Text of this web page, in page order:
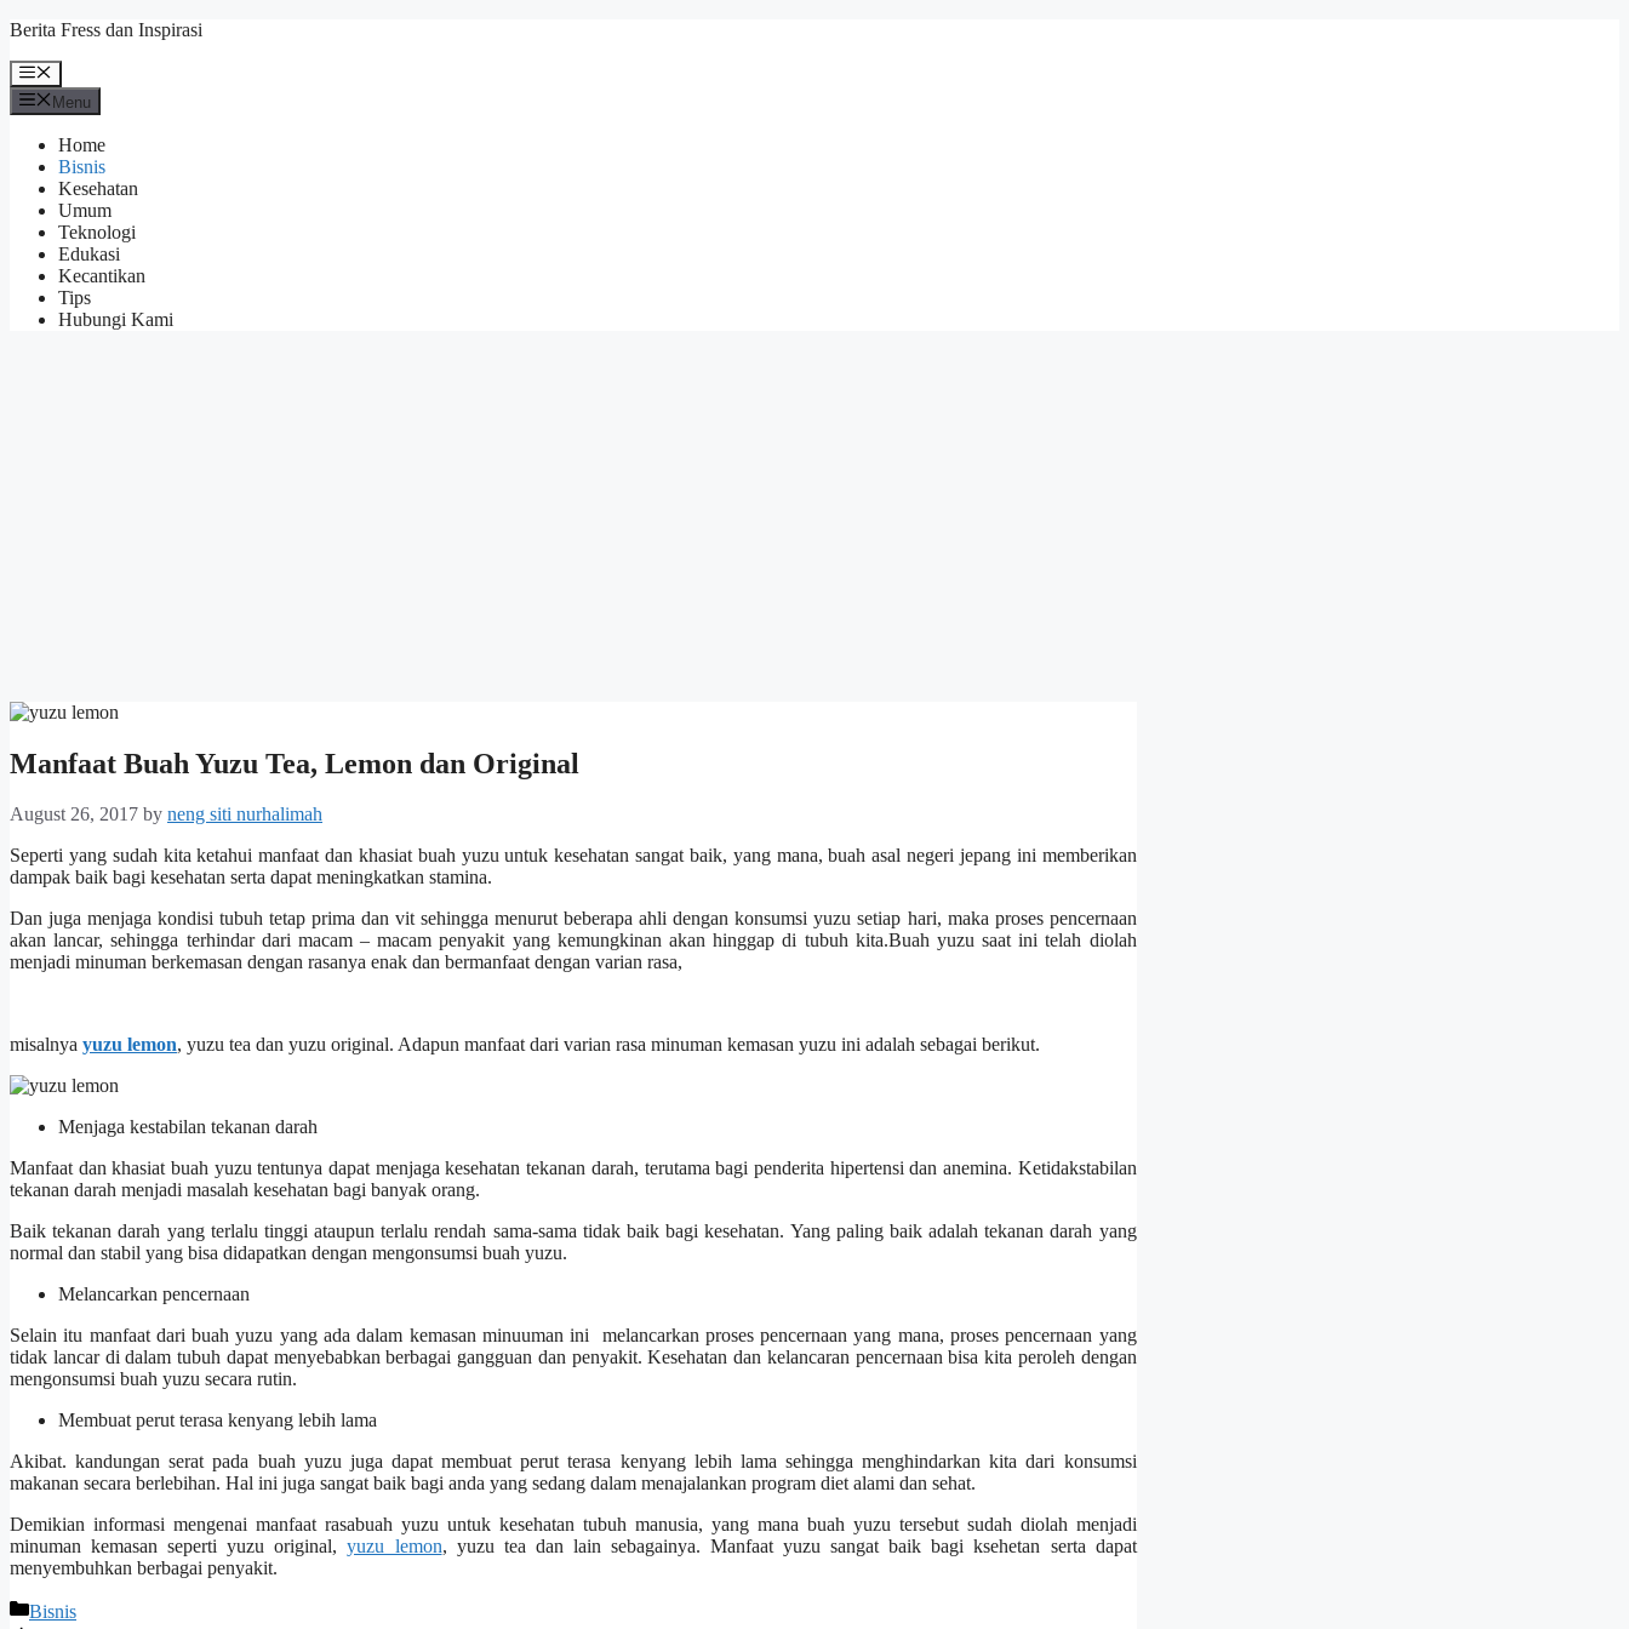
Skip
content
Berita Fress dan Inspirasi
Menu
Menu
Home
Bisnis
Kesehatan
Umum
Teknologi
Edukasi
Kecantikan
Tips
Hubungi Kami
Manfaat Buah Yuzu Tea, Lemon dan Original
August 26, 2017 by neng siti nurhalimah
Seperti yang sudah kita ketahui manfaat dan khasiat buah yuzu untuk kesehatan sangat baik, yang mana, buah asal negeri jepang ini memberikan
dampak baik bagi kesehatan serta dapat meningkatkan stamina.
Dan juga menjaga kondisi tubuh tetap prima dan vit sehingga menurut beberapa ahli dengan konsumsi yuzu setiap hari, maka proses pencernaan
akan lancar, sehingga terhindar dari macam – macam penyakit yang kemungkinan akan hinggap di tubuh kita.Buah yuzu saat ini telah diolah
menjadi minuman berkemasan dengan rasanya enak dan bermanfaat dengan varian rasa,
misalnya yuzu lemon, yuzu tea dan yuzu original. Adapun manfaat dari varian rasa minuman kemasan yuzu ini adalah sebagai berikut.
Menjaga kestabilan tekanan darah
Manfaat dan khasiat buah yuzu tentunya dapat menjaga kesehatan tekanan darah, terutama bagi penderita hipertensi dan anemina. Ketidakstabilan
tekanan darah menjadi masalah kesehatan bagi banyak orang.
Baik tekanan darah yang terlalu tinggi ataupun terlalu rendah sama-sama tidak baik bagi kesehatan. Yang paling baik adalah tekanan darah yang
normal dan stabil yang bisa didapatkan dengan mengonsumsi buah yuzu.
Melancarkan pencernaan
Selain itu manfaat dari buah yuzu yang ada dalam kemasan minuuman ini melancarkan proses pencernaan yang mana, proses pencernaan yang
tidak lancar di dalam tubuh dapat menyebabkan berbagai gangguan dan penyakit. Kesehatan dan kelancaran pencernaan bisa kita peroleh dengan
mengonsumsi buah yuzu secara rutin.
Membuat perut terasa kenyang lebih lama
Akibat. kandungan serat pada buah yuzu juga dapat membuat perut terasa kenyang lebih lama sehingga menghindarkan kita dari konsumsi
makanan secara berlebihan. Hal ini juga sangat baik bagi anda yang sedang dalam menajalankan program diet alami dan sehat.
Demikian informasi mengenai manfaat rasabuah yuzu untuk kesehatan tubuh manusia, yang mana buah yuzu tersebut sudah diolah menjadi
minuman kemasan seperti yuzu original,yuzu lemon, yuzu tea dan lain sebagainya. Manfaat yuzu sangat baik bagi ksehetan serta dapat
menyembuhkan berbagai penyakit.
Categories
Bisnis